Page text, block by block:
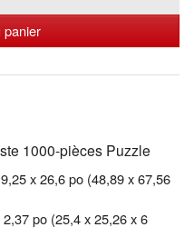
panier
1000-pièces Puzzle
x 26,6 po (48,89 x 67,56
po (25,4 x 25,26 x 6